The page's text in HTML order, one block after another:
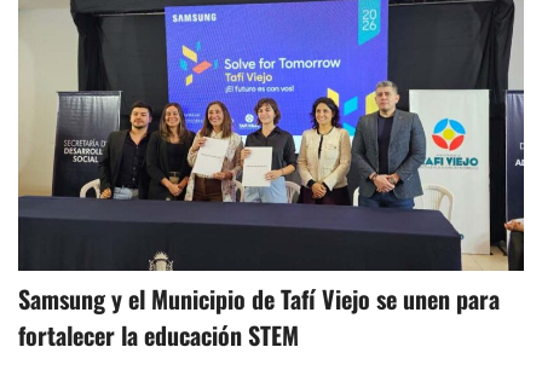
Samsung y el Municipio de Tafí Viejo se unen para
fortalecer la educación STEM